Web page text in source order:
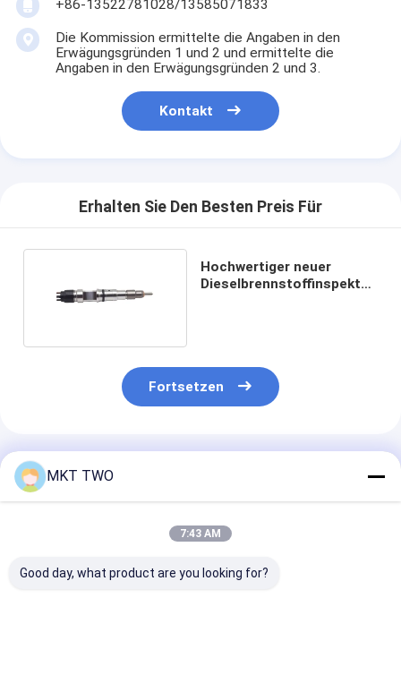
+86-13522781028/13585071833
Die Kommission ermittelte die Angaben in den
Erwägungsgründen 1 und 2 und ermittelte die
Angaben in den Erwägungsgründen 2 und 3.
Kontakt
Erhalten Sie Den Besten Preis Für
Hochwertiger neuer
Dieselbrennstoffinspektor
Fortsetzen
Empfohlene Produkte
MKT TWO
7:43 AM
Good day, what product are you looking for?